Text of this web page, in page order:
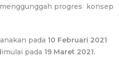
progres konsep
pada 10 Februari 2021
pada 19 Maret 2021.